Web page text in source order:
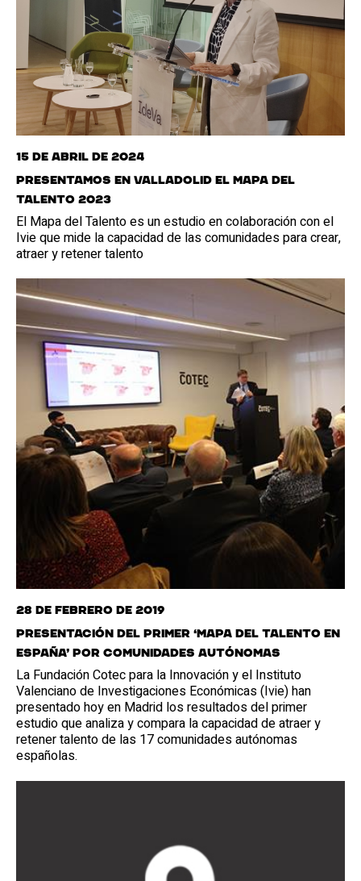
15 de abril de 2024
Presentamos en Valladolid el Mapa del
Talento 2023
El Mapa del Talento es un estudio en colaboración con el
Ivie que mide la capacidad de las comunidades para crear,
atraer y retener talento
28 de febrero de 2019
Presentación del primer ‘Mapa del Talento en
España’ por comunidades autónomas
La Fundación Cotec para la Innovación y el Instituto
Valenciano de Investigaciones Económicas (Ivie) han
presentado hoy en Madrid los resultados del primer
estudio que analiza y compara la capacidad de atraer y
retener talento de las 17 comunidades autónomas
españolas.